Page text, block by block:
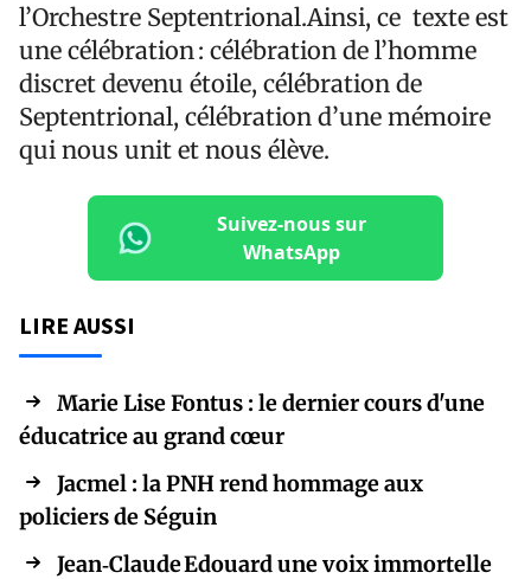
l’Orchestre Septentrional.Ainsi, ce texte est
une célébration : célébration de l’homme
discret devenu étoile, célébration de
Septentrional, célébration d’une mémoire
qui nous unit et nous élève.
Suivez-nous sur
WhatsApp
LIRE AUSSI
Marie Lise Fontus : le dernier cours d'une
éducatrice au grand cœur
Jacmel : la PNH rend hommage aux
policiers de Séguin
Jean‑Claude Edouard une voix immortelle